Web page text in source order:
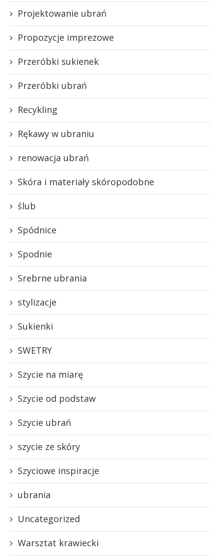
Projektowanie ubrań
Propozycje imprezowe
Przeróbki sukienek
Przeróbki ubrań
Recykling
Rękawy w ubraniu
renowacja ubrań
Skóra i materiały skóropodobne
ślub
Spódnice
Spodnie
Srebrne ubrania
stylizacje
Sukienki
SWETRY
Szycie na miarę
Szycie od podstaw
Szycie ubrań
szycie ze skóry
Szyciowe inspiracje
ubrania
Uncategorized
Warsztat krawiecki